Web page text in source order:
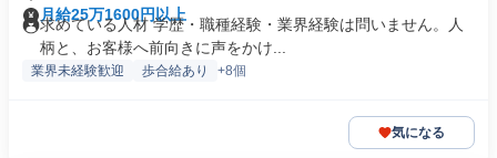
月給25万1600円以上
求めている人材 学歴・職種経験・業界経験は問いません。人
柄と、お客様へ前向きに声をかけ...
業界未経験歓迎 歩合給あり +8個
気になる